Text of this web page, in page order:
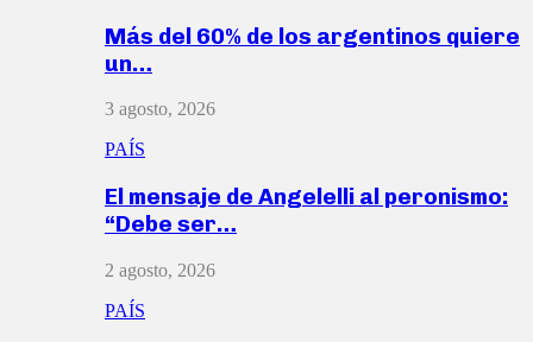
Más del 60% de los argentinos quiere
un…
3 agosto, 2026
PAÍS
El mensaje de Angelelli al peronismo:
“Debe ser…
2 agosto, 2026
PAÍS